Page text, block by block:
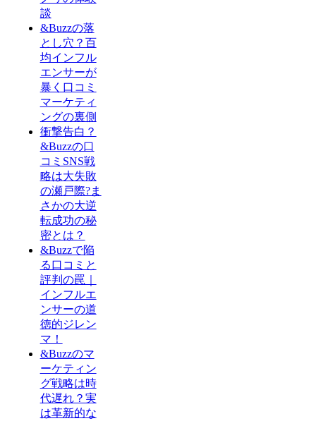
談
&Buzzの落
とし穴？百
均インフル
エンサーが
暴く口コミ
マーケティ
ングの裏側
衝撃告白？
&Buzzの口
コミSNS戦
略は大失敗
の瀬戸際?ま
さかの大逆
転成功の秘
密とは？
&Buzzで陥
る口コミと
評判の罠｜
インフルエ
ンサーの道
徳的ジレン
マ！
&Buzzのマ
ーケティン
グ戦略は時
代遅れ？実
は革新的な